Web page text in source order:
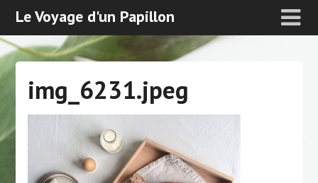
Le Voyage d'un Papillon
img_6231.jpeg